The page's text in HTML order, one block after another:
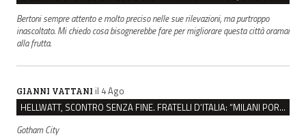
Bertoni sempre attento e molto preciso nelle sue rilevazioni, ma purtroppo
inascoltato. Mi chiedo cosa bisognerebbe fare per migliorare questa città oramai
alla frutta.
GIANNI VATTANI il 4 Ago
HELLWATT, SCONTRO SENZA FINE. FRATELLI D’ITALIA: “MILANI PORTA DOCUMENTI, DE FRANCO INSULTI”
Gotham City